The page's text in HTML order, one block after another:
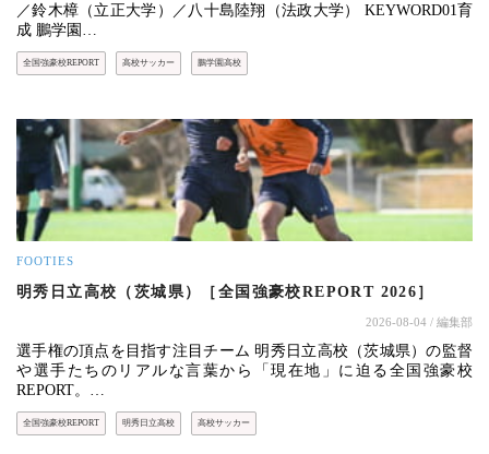
／鈴木樟（立正大学）／八十島陸翔（法政大学） KEYWORD01育
成 鵬学園…
全国強豪校REPORT 高校サッカー 鵬学園高校
FOOTIES
明秀日立高校（茨城県）［全国強豪校REPORT 2026］
2026-08-04 / 編集部
選手権の頂点を目指す注目チーム 明秀日立高校（茨城県）の監督
や選手たちのリアルな言葉から「現在地」に迫る全国強豪校
REPORT。…
全国強豪校REPORT 明秀日立高校 高校サッカー